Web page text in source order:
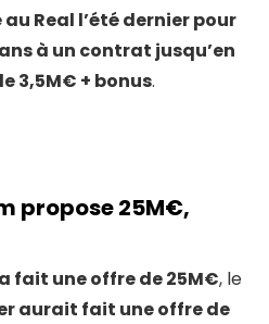
Real l’été dernier pour
à un contrat jusqu’en
3,5M€ + bonus.
propose 25M€,
fait une offre de 25M€, le
aurait fait une offre de